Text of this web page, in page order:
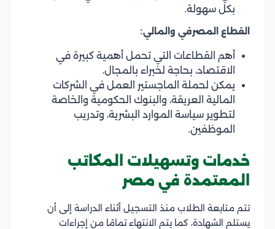
بكل سهولة.
القطاع المصرفي والمالي:
أهم القطاعات التي تحمل أهمية كبيرة في
الاقتصاد، بحاجة لخبراء بالمجال.
يمكن لحملة الماجستير العمل في الشركات
المالية العريقة، والبنوك الحكومية والخاصة
لتطوير سياسة الموارد البشرية، وتدريب
الموظفين.
خدمات وتسهيلات المكاتب
المعتمدة في مصر
تتم متابعة الطلاب منذ التسجيل أثناء الدراسة إلى أن
يستلم الشهادة، كما يتم الانتهاء تمامًا من إجراءات